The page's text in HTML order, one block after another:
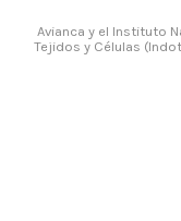
Avianca y el Instituto
Tejidos y Células